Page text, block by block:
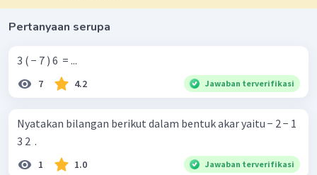
Pertanyaan serupa
3 ( − 7 ) 6 ​ = ...
7 4.2 Jawaban terverifikasi
Nyatakan bilangan berikut dalam bentuk akar yaitu − 2 − 1
3 2 ​ .
1 1.0 Jawaban terverifikasi